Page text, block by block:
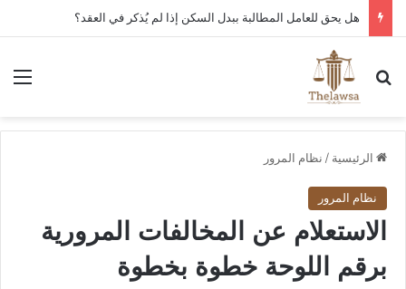
هل يحق للعامل المطالبة ببدل السكن إذا لم يُذكر في العقد؟
بحث عن
الرئيسية / نظام المرور
نظام المرور
الاستعلام عن المخالفات المرورية
برقم اللوحة خطوة بخطوة